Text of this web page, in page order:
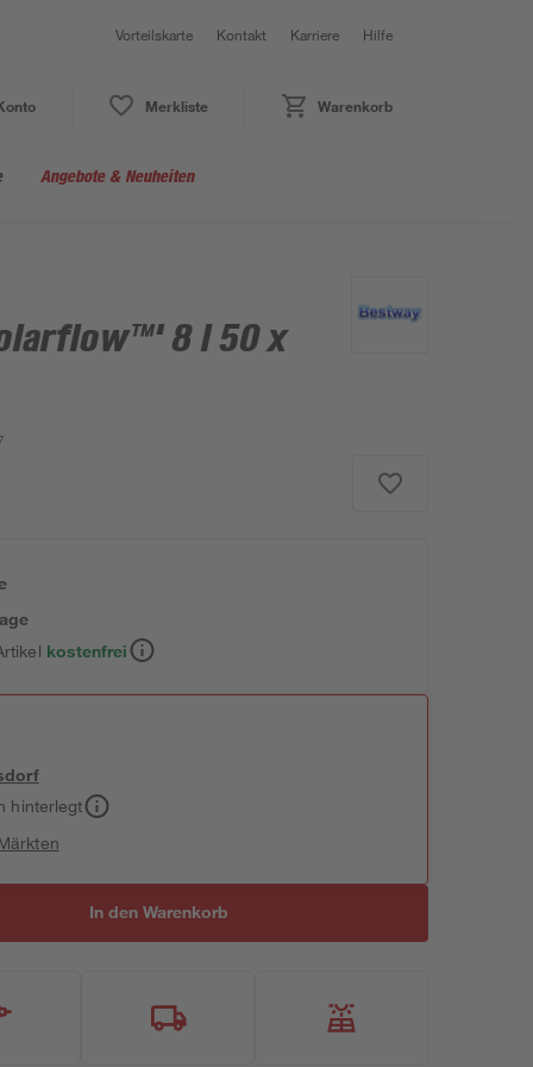
Vorteilskarte Kontakt Karriere Hilfe
Merkliste Warenkorb
Angebote & Neuheiten
8 l 50 x
kostenfrei
hinterlegt
In den Warenkorb